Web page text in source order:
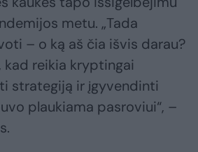
metu. „Tada
– o ką aš čia išvis darau?
kad reikia kryptingai
strategiją ir įgyvendinti
plaukiama pasroviui“, –